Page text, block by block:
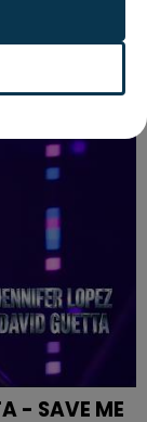
- SAVE ME